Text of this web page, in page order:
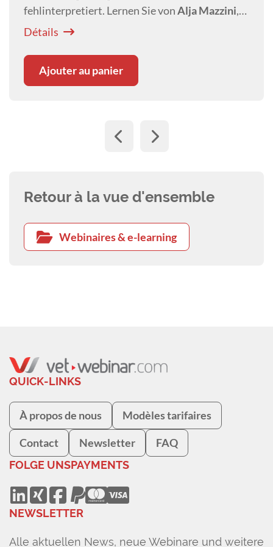
fehlinterpretiert. Lernen Sie vonAlja Mazzini,
Stresssignale frühzeitig zu erkennen und
Détails
Ajouter au panier
Retour à la vue d'ensemble
Webinaires & e-learning
QUICK-LINKS
À propos de nous Modèles tarifaires
Contact Newsletter FAQ
FOLGE UNSPAYMENTS
NEWSLETTER
Alle aktuellen News, neue Webinare und weitere